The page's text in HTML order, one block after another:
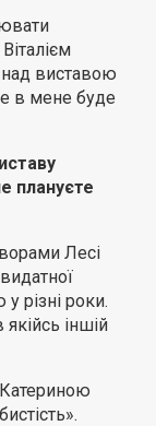
виставою
в мене буде
плануєте
Лесі
різні роки.
іншій